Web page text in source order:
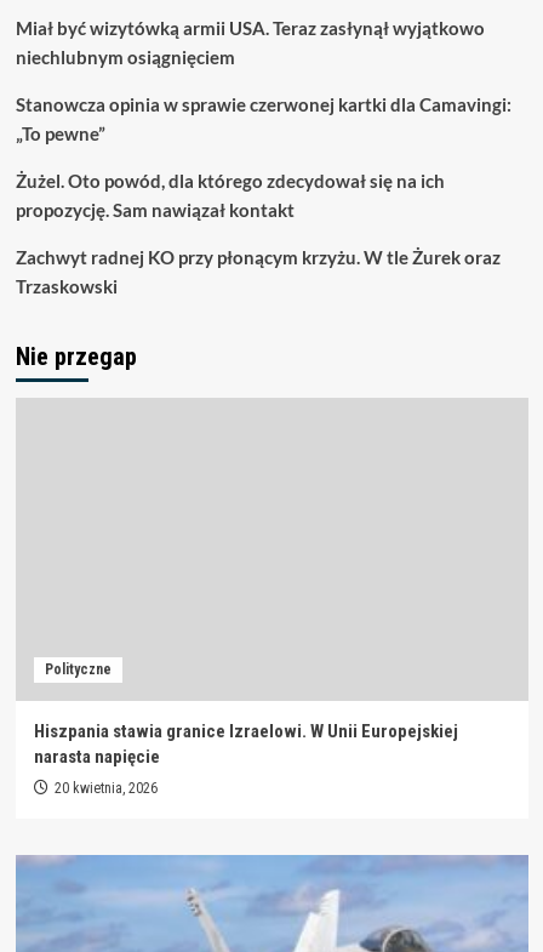
Miał być wizytówką armii USA. Teraz zasłynął wyjątkowo
niechlubnym osiągnięciem
Stanowcza opinia w sprawie czerwonej kartki dla Camavingi:
„To pewne”
Żużel. Oto powód, dla którego zdecydował się na ich
propozycję. Sam nawiązał kontakt
Zachwyt radnej KO przy płonącym krzyżu. W tle Żurek oraz
Trzaskowski
Nie przegap
Polityczne
Hiszpania stawia granice Izraelowi. W Unii Europejskiej
narasta napięcie
20 kwietnia, 2026